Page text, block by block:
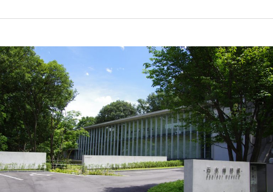
休
館
日
の
お
知
ら